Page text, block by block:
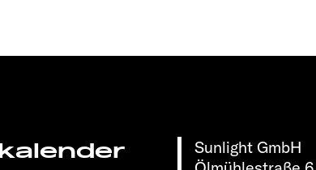
Sunlight GmbH